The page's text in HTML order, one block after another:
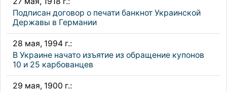
Подписан договор о печати банкнот Украинской
Державы в Германии
28 мая, 1994 г.:
В Украине начато изъятие из обращение купонов
10 и 25 карбованцев
29 мая, 1900 г.: